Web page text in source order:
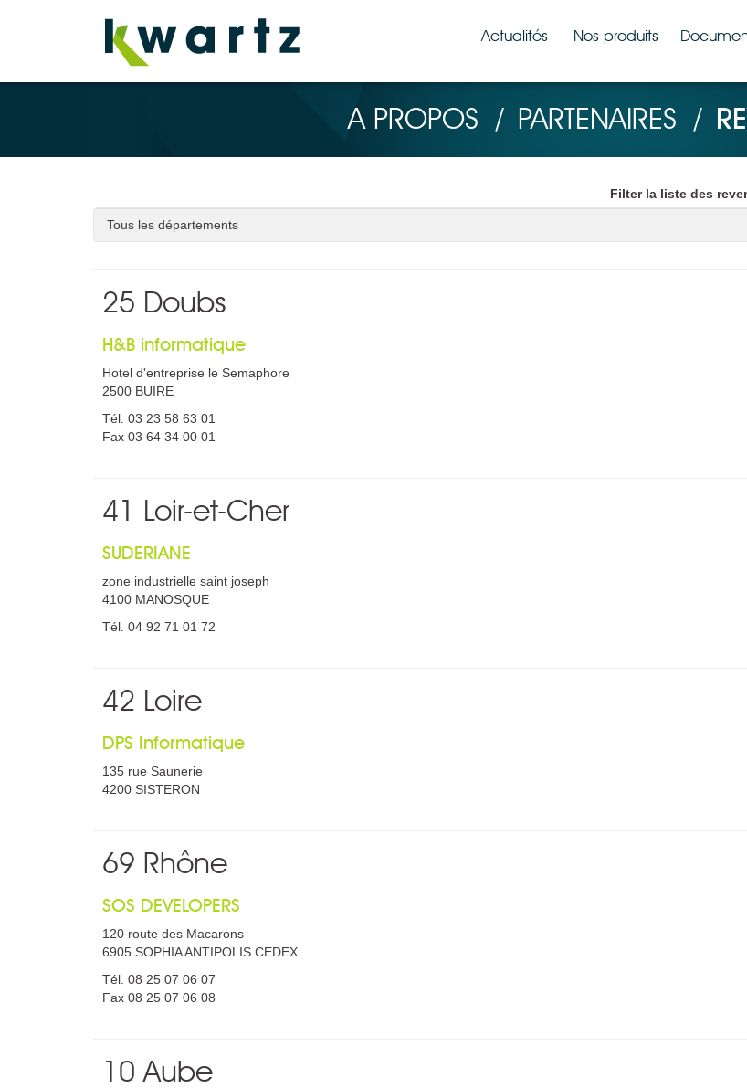
Actualités Nos produits
A PROPOS / PARTENAIRES /
Filter la liste des
25 Doubs
H&B informatique
Hotel d'entreprise le Semaphore
2500 BUIRE
Tél. 03 23 58 63 01
Fax 03 64 34 00 01
41 Loir-et-Cher
SUDERIANE
zone industrielle saint joseph
4100 MANOSQUE
Tél. 04 92 71 01 72
42 Loire
DPS Informatique
135 rue Saunerie
4200 SISTERON
69 Rhône
SOS DEVELOPERS
120 route des Macarons
6905 SOPHIA ANTIPOLIS CEDEX
Tél. 08 25 07 06 07
Fax 08 25 07 06 08
10 Aube